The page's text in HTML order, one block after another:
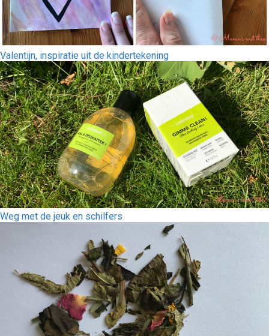
Valentijn, inspiratie uit de kindertekening
Weg met de jeuk en schilfers